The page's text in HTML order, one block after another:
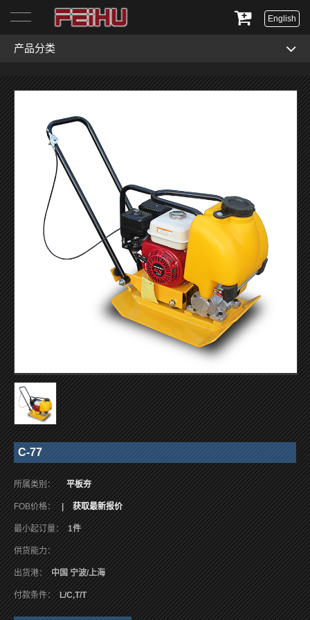
English
产品分类
C-77
所属类别： 平板夯
FOB价格： | 获取最新报价
最小起订量： 1件
供货能力：
出货港： 中国 宁波/上海
付款条件： L/C,T/T
首页
关于我们
产品展示
服务与支持
新闻资讯
联系我们